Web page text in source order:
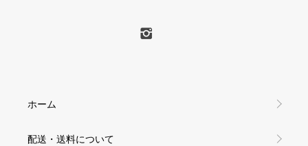
ホーム
配送・送料について